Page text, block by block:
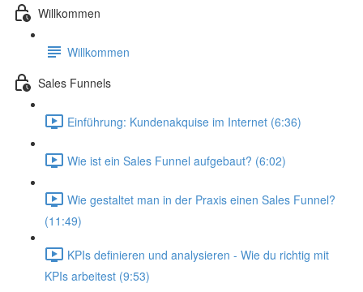
Willkommen
Willkommen
Sales Funnels
Einführung: Kundenakquise im Internet (6:36)
Wie ist ein Sales Funnel aufgebaut? (6:02)
Wie gestaltet man in der Praxis einen Sales Funnel?
(11:49)
KPIs definieren und analysieren - Wie du richtig mit
KPIs arbeitest (9:53)